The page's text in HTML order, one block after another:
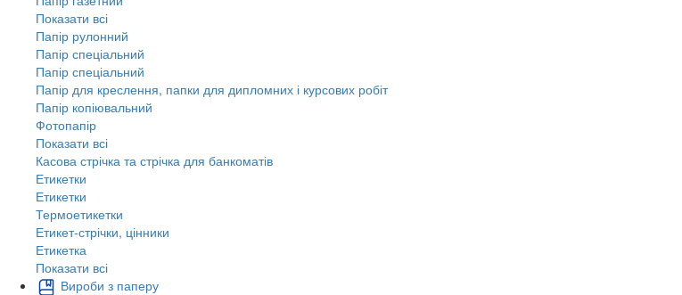
Показати всі
Папір рулонний
Папір спеціальний
Папір спеціальний
Папір для креслення, папки для дипломних і курсових робіт
Папір копіювальний
Фотопапір
Показати всі
Касова стрічка та стрічка для банкоматів
Етикетки
Етикетки
Термоетикетки
Етикет-стрічки, цінники
Етикетка
Показати всі
Вироби з паперу